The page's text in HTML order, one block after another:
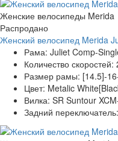
Женские велосипеды Merida
Распродано
Женский велосипед Merida
Рама: Juliet Comp-
Количество скоростей:
Размер рамы: [14.5]-
Цвет: Metalic
Вилка: SR Suntour
Задний переключатель: